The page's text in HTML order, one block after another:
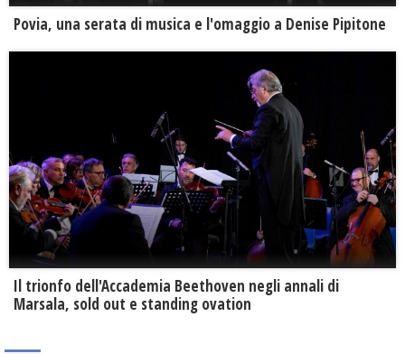
Povia, una serata di musica e l'omaggio a Denise Pipitone
Il trionfo dell'Accademia Beethoven negli annali di
Marsala, sold out e standing ovation